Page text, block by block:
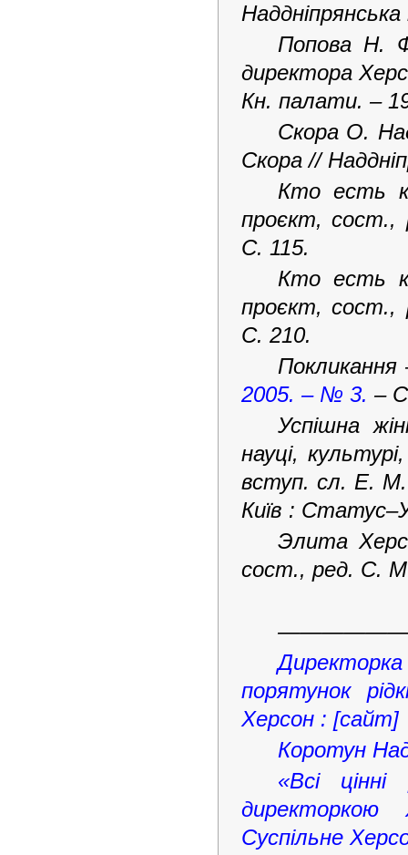
Попова Н.
директора
Кн. палати. –
Скора О.
Скора //
Кто есть
проєкт,
С. 115.
Кто есть
проєкт,
С. 210.
2005. – № 3. –
Успішна
науці,
вступ. сл. Е. М.
Київ :
Элита
сост., ред. С.
порятунок
Херсон : [сайт]
Коротун
«Всі
директоркою
Суспільне